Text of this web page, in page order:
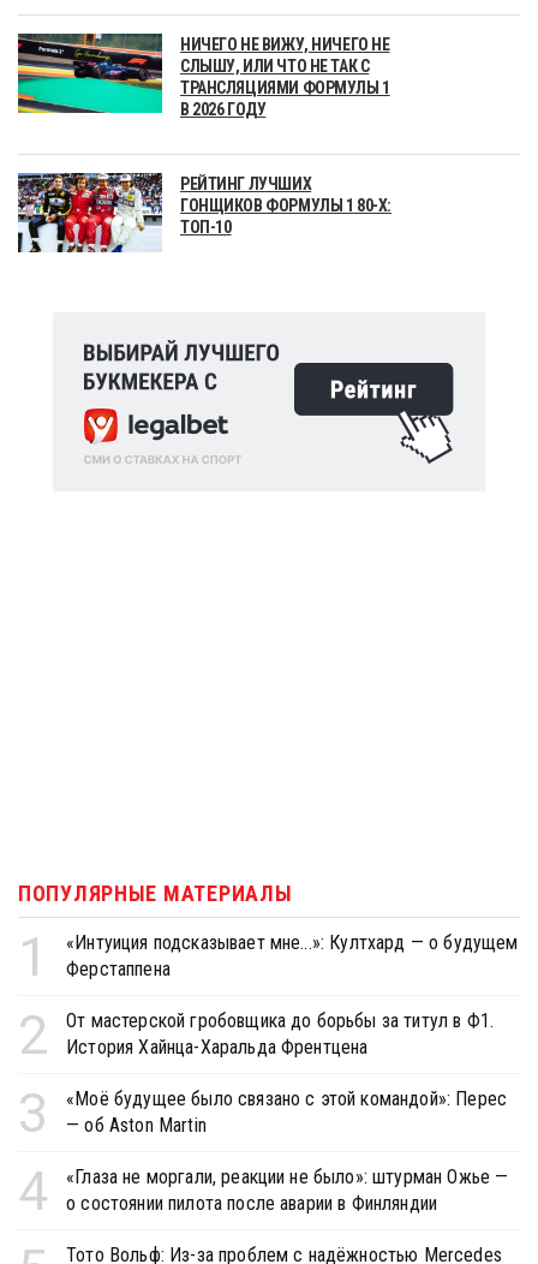
НИЧЕГО НЕ ВИЖУ, НИЧЕГО НЕ
СЛЫШУ, ИЛИ ЧТО НЕ ТАК С
ТРАНСЛЯЦИЯМИ ФОРМУЛЫ 1
В 2026 ГОДУ
РЕЙТИНГ ЛУЧШИХ
ГОНЩИКОВ ФОРМУЛЫ 1 80-Х:
ТОП-10
ПОПУЛЯРНЫЕ МАТЕРИАЛЫ
1
«Интуиция подсказывает мне...»: Култхард — о будущем
Ферстаппена
2
От мастерской гробовщика до борьбы за титул в Ф1.
История Хайнца-Харальда Френтцена
3
«Моё будущее было связано с этой командой»: Перес
— об Aston Martin
4
«Глаза не моргали, реакции не было»: штурман Ожье —
о состоянии пилота после аварии в Финляндии
Тото Вольф: Из-за проблем с надёжностью Mercedes